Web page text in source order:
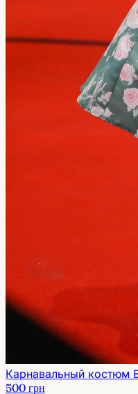
Карнавальный костюм
500 грн